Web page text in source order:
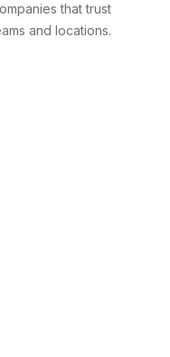
that trust
and locations.